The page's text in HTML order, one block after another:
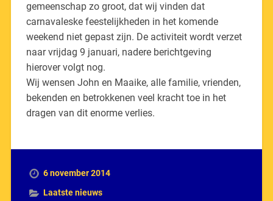
gemeenschap zo groot, dat wij vinden dat
carnavaleske feestelijkheden in het komende
weekend niet gepast zijn. De activiteit wordt verzet
naar vrijdag 9 januari, nadere berichtgeving
hierover volgt nog.
Wij wensen John en Maaike, alle familie, vrienden,
bekenden en betrokkenen veel kracht toe in het
dragen van dit enorme verlies.
6 november 2014
Laatste nieuws